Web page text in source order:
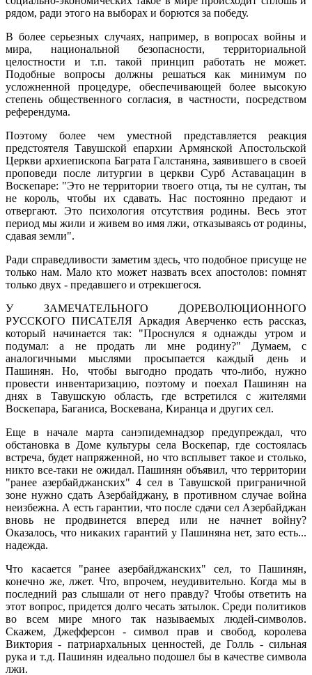
рядом, ради этого на выборах и борются за победу.
В более серьезных случаях, например, в вопросах войны и
мира, национальной безопасности, территориальной
целостности и т.п. такой принцип работать не может.
Подобные вопросы должны решаться как минимум по
усложненной процедуре, обеспечивающей более высокую
степень общественного согласия, в частности, посредством
референдума.
Поэтому более чем уместной представляется реакция
предстоятеля Тавушской епархии Армянской Апостольской
Церкви архиепископа Баграта Галстаняна, заявившего в своей
проповеди после литургии в церкви Сурб Аставацацин в
Воскепаре: "Это не территории твоего отца, ты не султан, ты
не король, чтобы их сдавать. Нас постоянно предают и
отвергают. Это психология отсутствия родины. Весь этот
период мы жили и живем во имя лжи, отказываясь от родины,
сдавая земли".
Ради справедливости заметим здесь, что подобное присуще не
только нам. Мало кто может назвать всех апостолов: помнят
только двух - предавшего и отрекшегося.
У ЗАМЕЧАТЕЛЬНОГО ДОРЕВОЛЮЦИОННОГО
РУССКОГО ПИСАТЕЛЯ Аркадия Аверченко есть рассказ,
который начинается так: "Проснулся я однажды утром и
подумал: а не продать ли мне родину?" Думаем, с
аналогичными мыслями просыпается каждый день и
Пашинян. Но, чтобы выгодно продать что-либо, нужно
провести инвентаризацию, поэтому и поехал Пашинян на
днях в Тавушскую область, где встретился с жителями
Воскепара, Баганиса, Воскевана, Киранца и других сел.
Еще в начале марта санэпидемнадзор предупреждал, что
обстановка в Доме культуры села Воскепар, где состоялась
встреча, будет напряженной, но что всплывет такое и столько,
никто все-таки не ожидал. Пашинян объявил, что территории
"ранее азербайджанских" 4 сел в Тавушской приграничной
зоне нужно сдать Азербайджану, в противном случае война
неизбежна. А есть гарантии, что после сдачи сел Азербайджан
вновь не продвинется вперед или не начнет войну?
Оказалось, что никаких гарантий у Пашиняна нет, зато есть...
надежда.
Что касается "ранее азербайджанских" сел, то Пашинян,
конечно же, лжет. Что, впрочем, неудивительно. Когда мы в
последний раз слышали от него правду? Чтобы ответить на
этот вопрос, придется долго чесать затылок. Среди политиков
во всем мире много так называемых людей-символов.
Скажем, Джефферсон - символ прав и свобод, королева
Виктория - патриархальных ценностей, де Голль - сильная
рука и т.д. Пашинян идеально подошел бы в качестве символа
лжи.